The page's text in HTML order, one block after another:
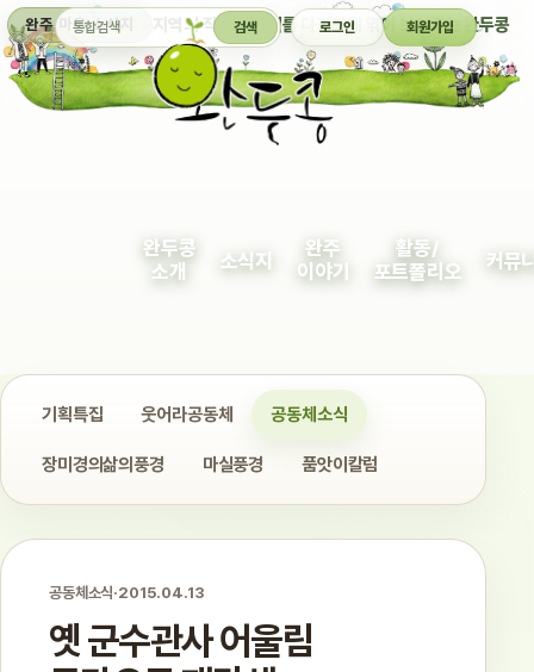
완주 마을 소식지 지역의 작은 이야기를 다정하게 엮어 보여주는 완두콩
통합검색 검색 로그인 회원가입
완두콩
소개
소식지
완주
이야기
활동/
포트폴리오
커뮤
기획특집 웃어라공동체 공동체소식
장미경의삶의풍경 마실풍경 품앗이칼럼
공동체소식·2015.04.13
옛 군수관사 어울림